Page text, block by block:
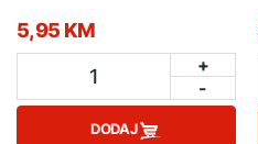
5,95 KM
1
+
-
DODAJ